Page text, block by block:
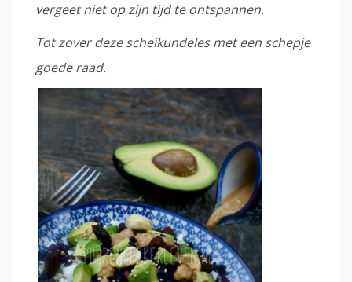
vergeet niet op zijn tijd te ontspannen.
Tot zover deze scheikundeles met een schepje
goede raad.